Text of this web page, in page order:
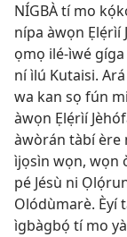
NÍGBÀ tí mo
nípa àwọn Ẹlẹ́rìí
ọmọ ilé-ìwé
ní ìlú Kutaisi.
wa kan sọ fún
àwọn Ẹlẹ́rìí
àwòrán tàbí ère
ìjọsìn wọn, wọn
pé Jésù ni
Olódùmarè. Èyí
ìgbàgbọ́ tí mo